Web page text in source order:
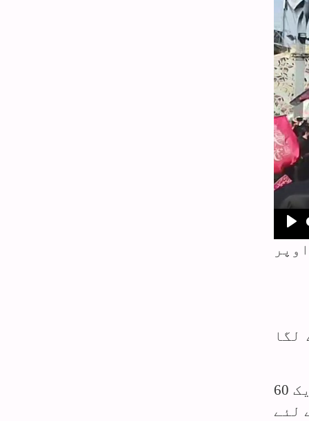
لگا
فنانشل ٹائمز نے لکھا: تہران کے آزادی اسکوائر کے قریب ریلی میں شریک ایک 60
لئے